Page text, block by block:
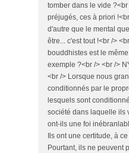
tomber dans le vide
préjugés, ces à priori
d'autre que le mental
être... c'est tout !<br />
bouddhistes est le
exemple ?<br /> <br />
<br /> Lorsque nous
conditionnés par le
lesquels sont
société dans laquelle ils
ont-ils une foi
Ils ont une certitude, à
Pourtant, ils ne peuvent